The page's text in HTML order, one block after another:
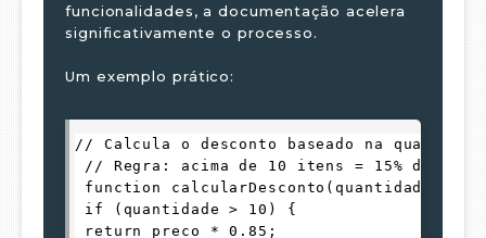
funcionalidades, a documentação acelera
significativamente o processo.
Um exemplo prático:
// Calcula o desconto baseado na
// Regra: acima de 10 itens = 15% de
function calcularDesconto(quantidade,
if (quantidade > 10) {
return preco * 0.85;